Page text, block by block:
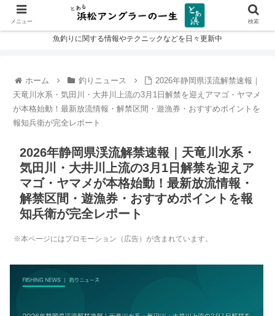
魚釣りに関する情報やテクニックなどを日々更新中
ホーム 釣りニュース
2026年静岡県渓流解禁速報｜
天竜川水系・気田川・大井川上流の3月1日解禁を迎えアマゴ・ヤマメ
が本格始動！最新放流情報・解禁区間・遊漁券・おすすめポイントを
報知兵衛が完全レポート
2026年静岡県渓流解禁速報｜天竜川水系・
気田川・大井川上流の3月1日解禁を迎えア
マゴ・ヤマメが本格始動！最新放流情報・
解禁区間・遊漁券・おすすめポイントを報
知兵衛が完全レポート
※本ページにはプロモーション（広告）が含まれています。
メニュー 検索